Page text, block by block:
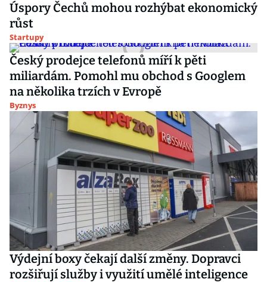
Úspory Čechů mohou rozhýbat ekonomický
růst
Startupy
Český prodejce telefonů míří k pěti
miliardám. Pomohl mu obchod s Googlem
na několika trzích v Evropě
Byznys
Výdejní boxy čekají další změny. Dopravci
rozšiřují služby i využití umělé inteligence